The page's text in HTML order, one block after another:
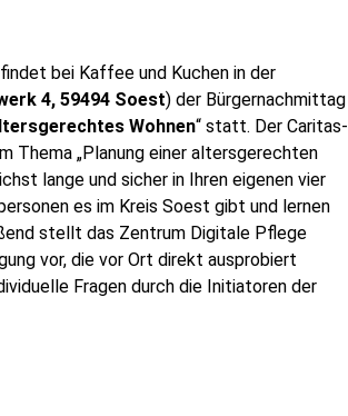
findet bei Kaffee und Kuchen in der
4, 59494 Soest) der Bürgernachmittag
Wohnen“ statt. Der Caritas-
Thema „Planung einer altersgerechten
lange und sicher in Ihren eigenen vier
es im Kreis Soest gibt und lernen
stellt das Zentrum Digitale Pflege
vor, die vor Ort direkt ausprobiert
Fragen durch die Initiatoren der